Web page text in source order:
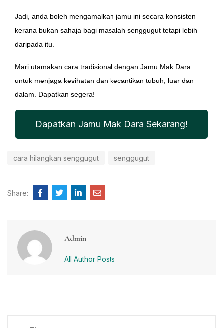
Jadi, anda boleh mengamalkan jamu ini secara konsisten
kerana bukan sahaja bagi masalah senggugut tetapi lebih
daripada itu.
Mari utamakan cara tradisional dengan Jamu Mak Dara
untuk menjaga kesihatan dan kecantikan tubuh, luar dan
dalam. Dapatkan segera!
Dapatkan Jamu Mak Dara Sekarang!
cara hilangkan senggugut senggugut
Share:
Admin
All Author Posts